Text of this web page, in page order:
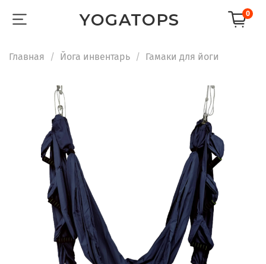
YOGATOPS 0
Главная Йога инвентарь Гамаки для йоги